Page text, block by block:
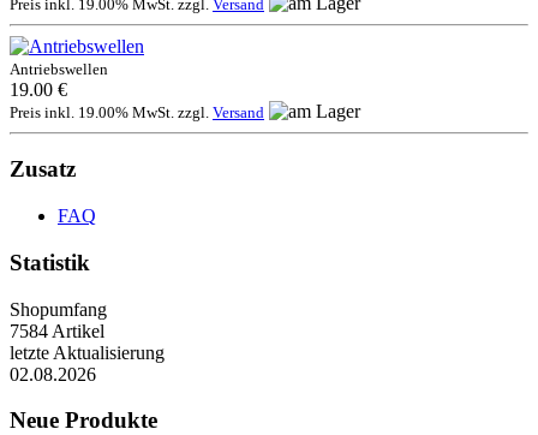
Preis inkl. 19.00% MwSt. zzgl. Versand
Antriebswellen
19.00 €
Preis inkl. 19.00% MwSt. zzgl. Versand
Zusatz
FAQ
Statistik
Shopumfang
7584 Artikel
letzte Aktualisierung
02.08.2026
Neue Produkte